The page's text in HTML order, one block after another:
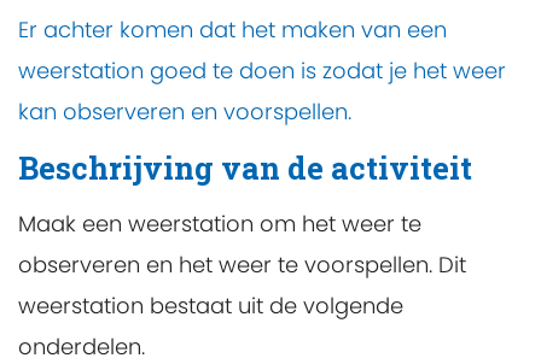
Er achter komen dat het maken van een
weerstation goed te doen is zodat je het weer
kan observeren en voorspellen.
Beschrijving van de activiteit
Maak een weerstation om het weer te
observeren en het weer te voorspellen. Dit
weerstation bestaat uit de volgende
onderdelen.